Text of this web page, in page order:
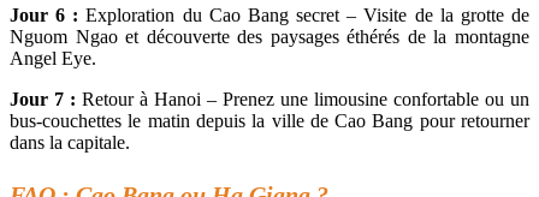
Jour 6 : Exploration du Cao Bang secret – Visite de la grotte de
Nguom Ngao et découverte des paysages éthérés de la montagne
Angel Eye.
Jour 7 : Retour à Hanoi – Prenez une limousine confortable ou un
bus-couchettes le matin depuis la ville de Cao Bang pour retourner
dans la capitale.